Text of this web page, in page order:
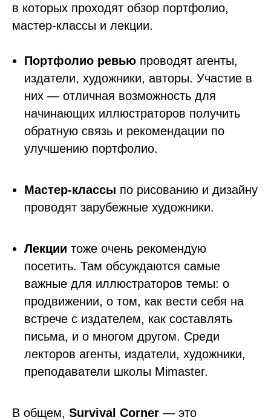
в которых проходят обзор портфолио,
мастер-классы и лекции.
Портфолио ревью проводят агенты,
издатели, художники, авторы. Участие в
них — отличная возможность для
начинающих иллюстраторов получить
обратную связь и рекомендации по
улучшению портфолио.
Мастер-классы по рисованию и дизайну
проводят зарубежные художники.
Лекции тоже очень рекомендую
посетить. Там обсуждаются самые
важные для иллюстраторов темы: о
продвижении, о том, как вести себя на
встрече с издателем, как составлять
письма, и о многом другом. Среди
лекторов агенты, издатели, художники,
преподаватели школы Mimaster.
В общем, Survival Corner — это